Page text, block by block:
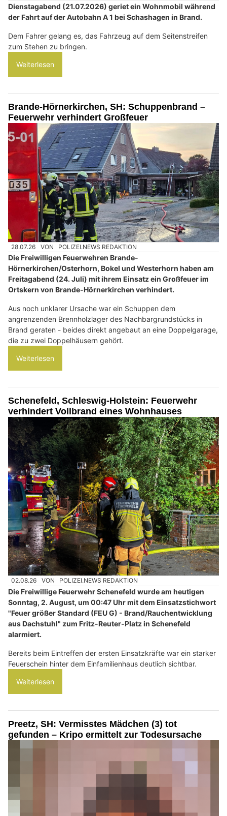
Dienstagabend (21.07.2026) geriet ein Wohnmobil während
der Fahrt auf der Autobahn A 1 bei Schashagen in Brand.
Dem Fahrer gelang es, das Fahrzeug auf dem Seitenstreifen
zum Stehen zu bringen.
Weiterlesen
Brande-Hörnerkirchen, SH: Schuppenbrand –
Feuerwehr verhindert Großfeuer
28.07.26 VON POLIZEI.NEWS REDAKTION
Die Freiwilligen Feuerwehren Brande-
Hörnerkirchen/Osterhorn, Bokel und Westerhorn haben am
Freitagabend (24. Juli) mit ihrem Einsatz ein Großfeuer im
Ortskern von Brande-Hörnerkirchen verhindert.
Aus noch unklarer Ursache war ein Schuppen dem
angrenzenden Brennholzlager des Nachbargrundstücks in
Brand geraten - beides direkt angebaut an eine Doppelgarage,
die zu zwei Doppelhäusern gehört.
Weiterlesen
Schenefeld, Schleswig-Holstein: Feuerwehr
verhindert Vollbrand eines Wohnhauses
02.08.26 VON POLIZEI.NEWS REDAKTION
Die Freiwillige Feuerwehr Schenefeld wurde am heutigen
Sonntag, 2. August, um 00:47 Uhr mit dem Einsatzstichwort
"Feuer größer Standard (FEU G) - Brand/Rauchentwicklung
aus Dachstuhl" zum Fritz-Reuter-Platz in Schenefeld
alarmiert.
Bereits beim Eintreffen der ersten Einsatzkräfte war ein starker
Feuerschein hinter dem Einfamilienhaus deutlich sichtbar.
Weiterlesen
Preetz, SH: Vermisstes Mädchen (3) tot
gefunden – Kripo ermittelt zur Todesursache